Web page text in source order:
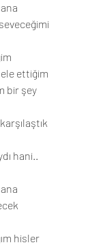
ettiğim
bir şey
hani..
hisler